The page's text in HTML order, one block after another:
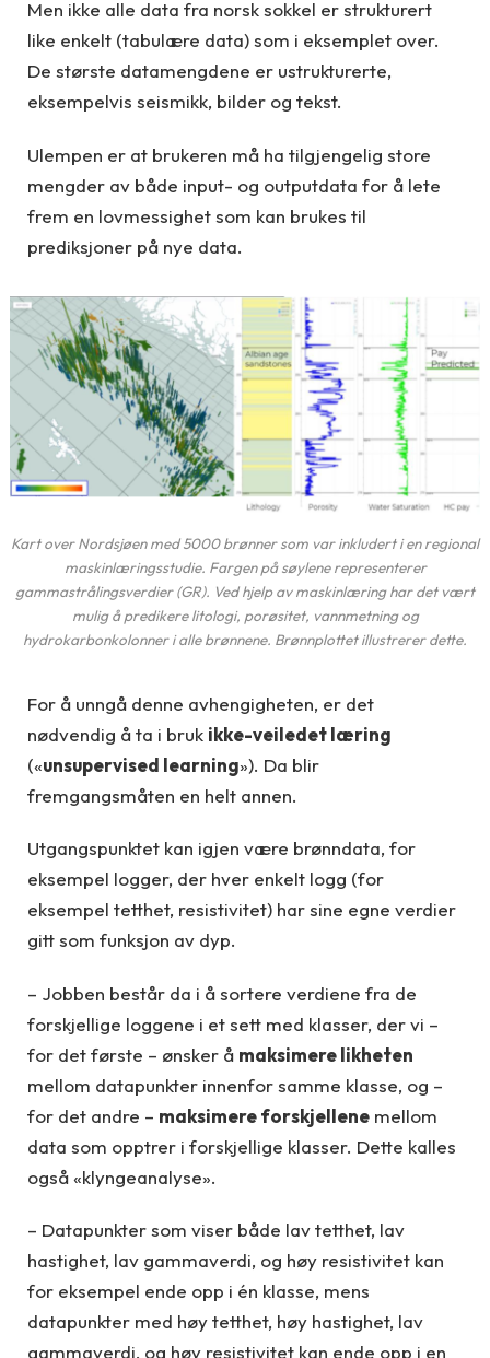
Men ikke alle data fra norsk sokkel er strukturert
like enkelt (tabulære data) som i eksemplet over.
De største datamengdene er ustrukturerte,
eksempelvis seismikk, bilder og tekst.
Ulempen er at brukeren må ha tilgjengelig store
mengder av både input- og outputdata for å lete
frem en lovmessighet som kan brukes til
prediksjoner på nye data.
Kart over Nordsjøen med 5000 brønner som var inkludert i en regional
maskinlæringsstudie. Fargen på søylene representerer
gammastrålingsverdier (GR). Ved hjelp av maskinlæring har det vært
mulig å predikere litologi, porøsitet, vannmetning og
hydrokarbonkolonner i alle brønnene. Brønnplottet illustrerer dette.
For å unngå denne avhengigheten, er det
nødvendig å ta i bruk ikke-veiledet læring
(«unsupervised learning»). Da blir
fremgangsmåten en helt annen.
Utgangspunktet kan igjen være brønndata, for
eksempel logger, der hver enkelt logg (for
eksempel tetthet, resistivitet) har sine egne verdier
gitt som funksjon av dyp.
– Jobben består da i å sortere verdiene fra de
forskjellige loggene i et sett med klasser, der vi –
for det første – ønsker å maksimere likheten
mellom datapunkter innenfor samme klasse, og –
for det andre – maksimere forskjellene mellom
data som opptrer i forskjellige klasser. Dette kalles
også «klyngeanalyse».
– Datapunkter som viser både lav tetthet, lav
hastighet, lav gammaverdi, og høy resistivitet kan
for eksempel ende opp i én klasse, mens
datapunkter med høy tetthet, høy hastighet, lav
gammaverdi, og høy resistivitet kan ende opp i en